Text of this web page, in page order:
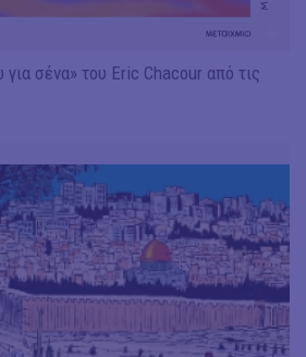
σένα» του Eric Chacour από τις